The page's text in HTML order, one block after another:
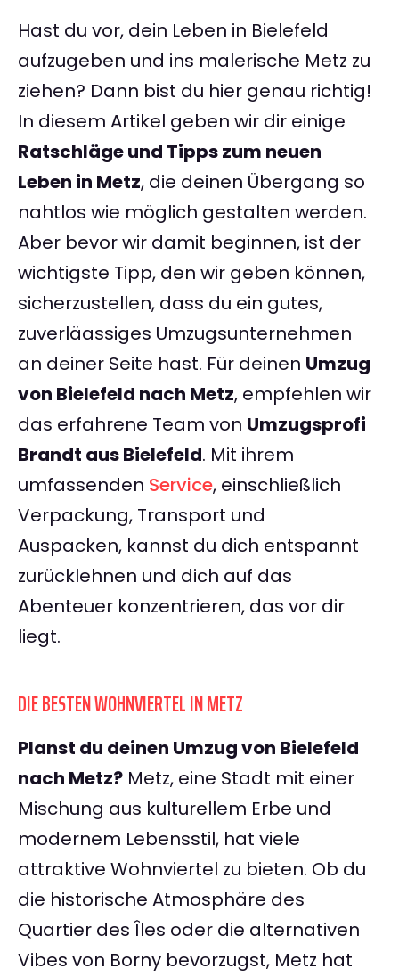
Hast du vor, dein Leben in Bielefeld
aufzugeben und ins malerische Metz zu
ziehen? Dann bist du hier genau richtig!
In diesem Artikel geben wir dir einige
Ratschläge und Tipps zum neuen
Leben in Metz, die deinen Übergang so
nahtlos wie möglich gestalten werden.
Aber bevor wir damit beginnen, ist der
wichtigste Tipp, den wir geben können,
sicherzustellen, dass du ein gutes,
zuverläassiges Umzugsunternehmen
an deiner Seite hast. Für deinen Umzug
von Bielefeld nach Metz, empfehlen wir
das erfahrene Team von Umzugsprofi
Brandt aus Bielefeld. Mit ihrem
umfassenden Service, einschließlich
Verpackung, Transport und
Auspacken, kannst du dich entspannt
zurücklehnen und dich auf das
Abenteuer konzentrieren, das vor dir
liegt.
DIE BESTEN WOHNVIERTEL IN METZ
Planst du deinen Umzug von Bielefeld
nach Metz? Metz, eine Stadt mit einer
Mischung aus kulturellem Erbe und
modernem Lebensstil, hat viele
attraktive Wohnviertel zu bieten. Ob du
die historische Atmosphäre des
Quartier des Îles oder die alternativen
Vibes von Borny bevorzugst, Metz hat